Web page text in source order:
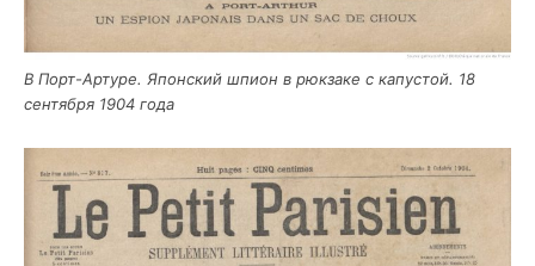
В Порт-Арту­ре. Япон­ский шпи­он в рюк­за­ке с капу­стой. 18
сен­тяб­ря 1904 года